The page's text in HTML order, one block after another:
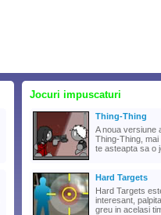
Jocuri impuscaturi
Thing-Thing
A noua versiune
Thing-Thing,
te asteapta sa o
Hard Targets
Hard Targets
interesant,
greu in acelasi